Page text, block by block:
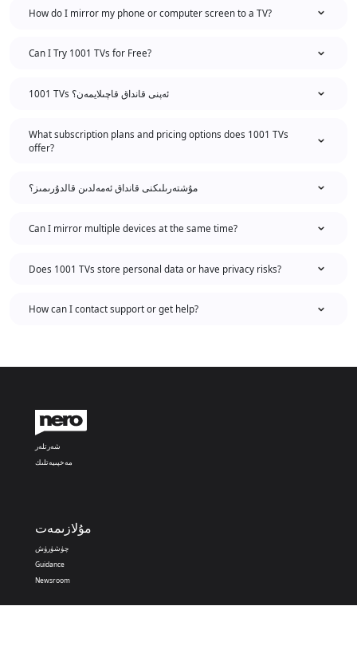
How do I mirror my phone or computer screen to a TV?
Can I Try 1001 TVs for Free?
1001 TVs ئەپنى قانداق قاچىلايمەن؟
What subscription plans and pricing options does 1001 TVs
offer?
مۇشتەرىلىكنى قانداق ئەمەلدىن قالدۇرىمىز؟
Can I mirror multiple devices at the same time?
Does 1001 TVs store personal data or have privacy risks?
How can I contact support or get help?
شەرتلەر
مەخپىيەتلىك
مۇلازىمەت
چۈشۈرۈش
Guidance
Newsroom